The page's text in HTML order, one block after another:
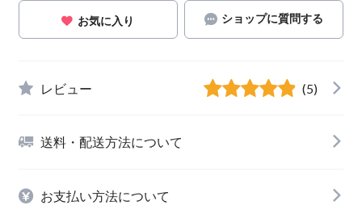
お気に入り ショップに質問する
レビュー (5)
送料・配送方法について
お支払い方法について